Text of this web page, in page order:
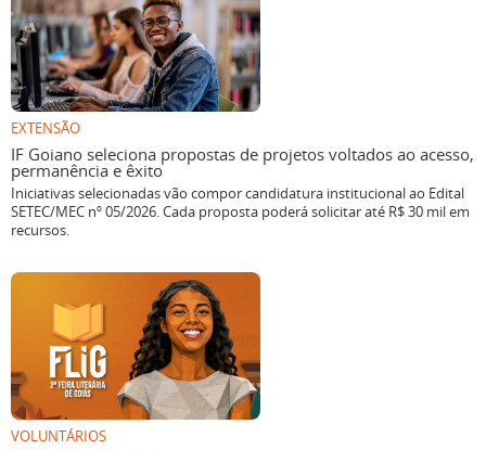
EXTENSÃO
IF Goiano seleciona propostas de projetos voltados ao acesso,
permanência e êxito
Iniciativas selecionadas vão compor candidatura institucional ao Edital
SETEC/MEC nº 05/2026. Cada proposta poderá solicitar até R$ 30 mil em
recursos.
VOLUNTÁRIOS